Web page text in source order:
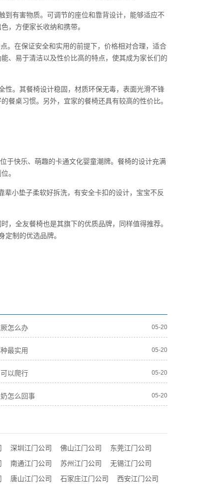
到有害物质。可调节的座位和靠背设计，能够适应不
，方便家长收纳和携带。
。在保证安全和实用的前提下，价格相对合理，适合
、易于清洁以及性价比高的特点，使其成为家长们的
性。其餐椅设计稳固，材质环保无毒，表面光滑不锋
餐桌习惯。另外，宜家的餐椅还具有较高的性价比。
于快乐、萌趣的卡通文化婴童潮牌。餐椅的设计充满
。
小垫子柔软好拆洗，有安全卡扣的设计，宝宝不反
，全友餐椅也是其旗下的优质品牌，同样值得推荐。
定制的优选品牌。
怎么办 05-20
最实用 05-20
以爬行 05-20
怎么回事 05-20
深圳江门公司 佛山江门公司
东莞江门公司
南通江门公司 苏州江门公司
无锡江门公司
唐山江门公司 石家庄江门公司 西安江门公司